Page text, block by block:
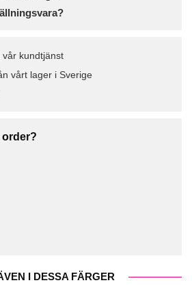
vår kundtjänst
vårt lager i Sverige
order?
I DESSA FÄRGER